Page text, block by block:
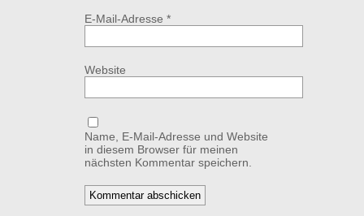
E-Mail-Adresse *
Website
Name, E-Mail-Adresse und Website
in diesem Browser für meinen
nächsten Kommentar speichern.